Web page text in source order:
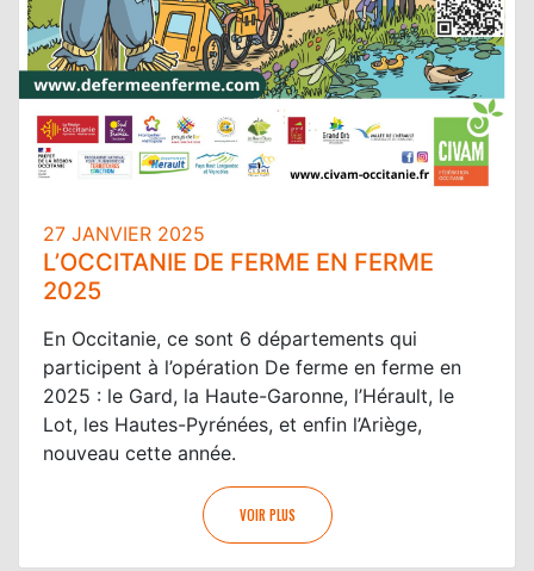
27 JANVIER 2025
L’OCCITANIE DE FERME EN FERME
2025
En Occitanie, ce sont 6 départements qui
participent à l’opération De ferme en ferme en
2025 : le Gard, la Haute-Garonne, l’Hérault, le
Lot, les Hautes-Pyrénées, et enfin l’Ariège,
nouveau cette année.
VOIR PLUS